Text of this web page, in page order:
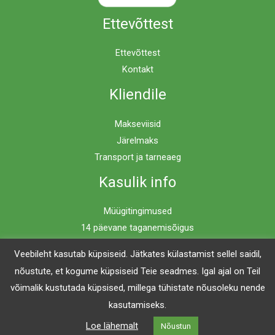
Ettevõttest
Ettevõttest
Kontakt
Kliendile
Makseviisid
Järelmaks
Transport ja tarneaeg
Kasulik info
Müügitingimused
14 päevane taganemisõigus
Copyright © 2026 Mööblimaailm | Powered by Mööblimaailm
Veebileht kasutab küpsiseid. Jätkates külastamist sellel saidil,
nõustute, et kogume küpsiseid Teie seadmes. Igal ajal on Teil
võimalik kustutada küpsised, millega tühistate nõusoleku nende
kasutamiseks.
Loe lähemalt
Nõustun